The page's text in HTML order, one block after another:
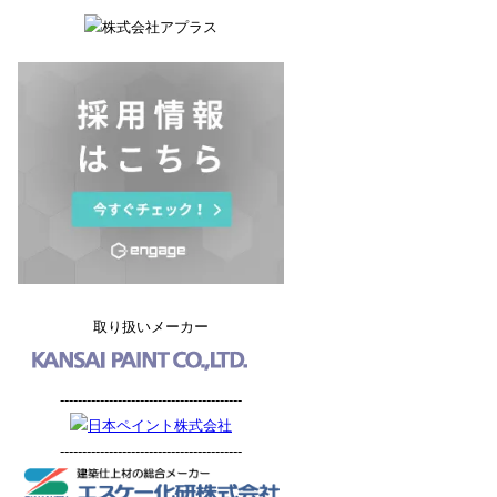
取り扱いメーカー
-----------------------------------------
-----------------------------------------